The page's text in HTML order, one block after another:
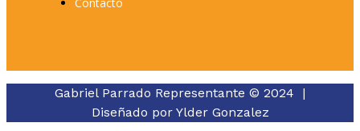
Gabriel Parrado Representante © 2024 |
Diseñado por Ylder Gonzalez